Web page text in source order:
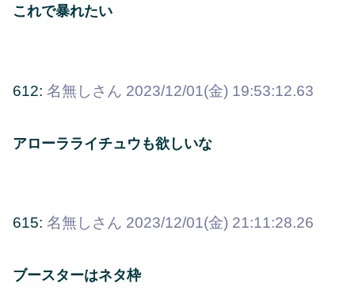
これで暴れたい
612: 名無しさん 2023/12/01(金) 19:53:12.63
アローラライチュウも欲しいな
615: 名無しさん 2023/12/01(金) 21:11:28.26
ブースターはネタ枠